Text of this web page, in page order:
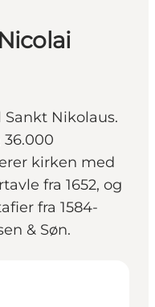
Sankt Nikolaus.
36.000
kirken med
fra 1652, og
fra 1584-
& Søn.